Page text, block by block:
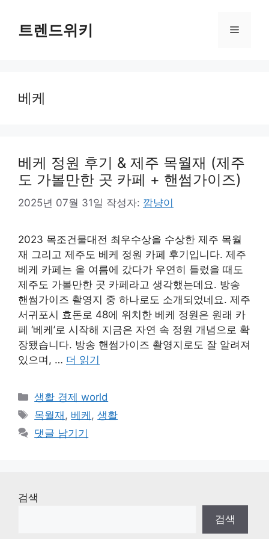
트렌드위키 메
베케
베케 정원 후기 & 제주 목월재 (제주
도 가볼만한 곳 카페 + 핸썸가이즈)
2025년 07월 31일 작성자: 깜냥이
2023 목조건물대전 최우수상을 수상한 제주 목월
재 그리고 제주도 베케 정원 카페 후기입니다. 제주
베케 카페는 올 여름에 갔다가 우연히 들렀을 때도
제주도 가볼만한 곳 카페라고 생각했는데요. 방송
핸썸가이즈 촬영지 중 하나로도 소개되었네요. 제주
서귀포시 효돈로 48에 위치한 베케 정원은 원래 카
페 ‘베케’로 시작해 지금은 자연 속 정원 개념으로 확
장됐습니다. 방송 핸썸가이즈 촬영지로도 잘 알려져
있으며, … 더 읽기
카
테
고
리
생활 경제 world
태
그
목월재 , 베케 ,생활
댓글 남기기
검색
검색